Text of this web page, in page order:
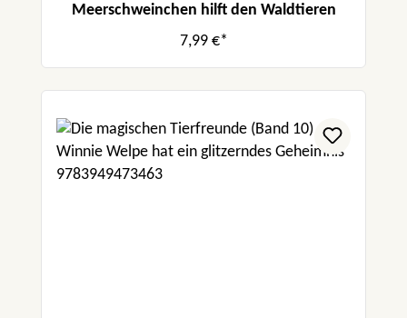
Meerschweinchen hilft den Waldtieren
7,99 €*